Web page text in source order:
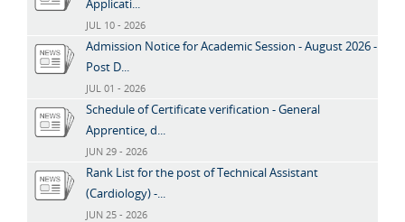
Applicati...
JUL 10 - 2026
Admission Notice for Academic Session - August 2026 -
Post D...
JUL 01 - 2026
Schedule of Certificate verification - General
Apprentice, d...
JUN 29 - 2026
Rank List for the post of Technical Assistant
(Cardiology) -...
JUN 25 - 2026